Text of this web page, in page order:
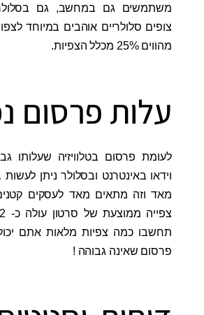
משתמשים גם במחשב, גם
צופים סלולריים אוהבים במיוחד
מהווים 25% מכלל הצפיות.
עלות פרסום
לעומת פרסום בטלוויזיה שעלותו
וידאו באינטרנט ובסלולר ניתן
מאד וזה מתאים מאד לעסקים קטנים
תחשבו כמה צפיות מלאות אתם
פרסום שאינה גבוהה !